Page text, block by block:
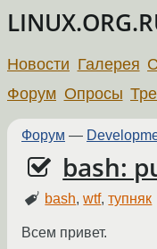
Новости Галерея
Форум Опросы
Форум —
bash:
bash,wtf,тупняк
Всем привет.